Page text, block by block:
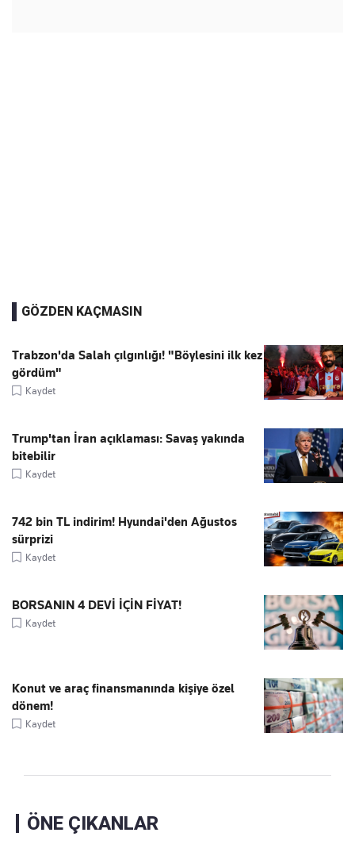
GÖZDEN KAÇMASIN
Trabzon'da Salah çılgınlığı! "Böylesini ilk kez
gördüm"
Kaydet
Trump'tan İran açıklaması: Savaş yakında
bitebilir
Kaydet
742 bin TL indirim! Hyundai'den Ağustos
sürprizi
Kaydet
BORSANIN 4 DEVİ İÇİN FİYAT!
Kaydet
Konut ve araç finansmanında kişiye özel
dönem!
Kaydet
ÖNE ÇIKANLAR